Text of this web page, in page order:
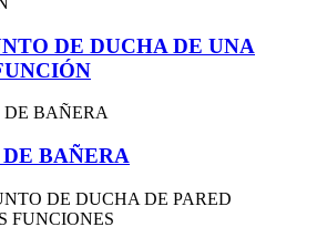
DE DUCHA DE UNA
BAÑERA